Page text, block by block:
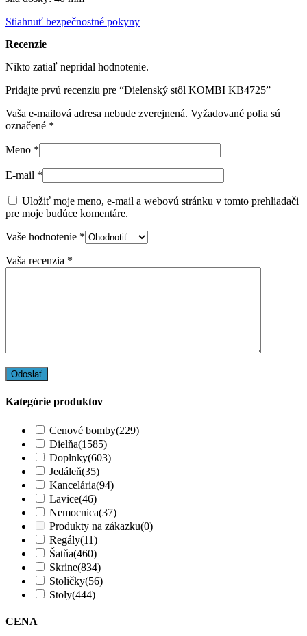
Stiahnuť bezpečnostné pokyny
Recenzie
Nikto zatiaľ nepridal hodnotenie.
Pridajte prvú recenziu pre “Dielenský stôl KOMBI KB4725”
Vaša e-mailová adresa nebude zverejnená. Vyžadované polia sú
označené *
Meno *
E-mail *
Uložiť moje meno, e-mail a webovú stránku v tomto prehliadači
pre moje budúce komentáre.
Vaše hodnotenie *
Vaša recenzia *
Kategórie produktov
Cenové bomby(229)
Dielňa(1585)
Doplnky(603)
Jedáleň(35)
Kancelária(94)
Lavice(46)
Nemocnica(37)
Produkty na zákazku(0)
Regály(11)
Šatňa(460)
Skrine(834)
Stoličky(56)
Stoly(444)
CENA